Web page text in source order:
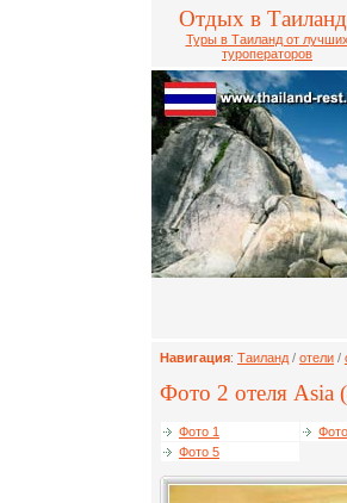
Отдых в
Туры в Таиланд от лучших
туроператоров
Навигация: Таиланд / отели /
Фото 2 отеля Asia
Фото 1
Фото 5